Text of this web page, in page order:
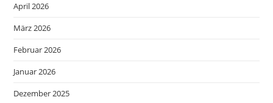
April 2026
März 2026
Februar 2026
Januar 2026
Dezember 2025